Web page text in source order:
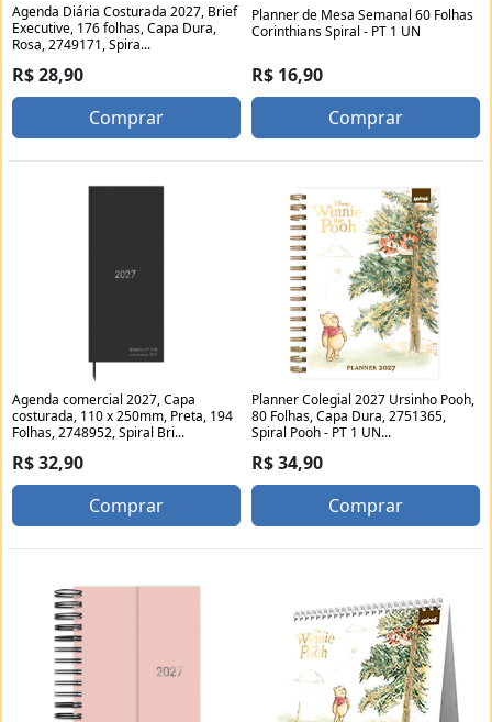
Agenda Diária Costurada 2027, Brief
Executive, 176 folhas, Capa Dura,
Rosa, 2749171, Spira...
R$ 28,90
Comprar
Planner de Mesa Semanal 60 Folhas
Corinthians Spiral - PT 1 UN
R$ 16,90
Comprar
Agenda comercial 2027, Capa
costurada, 110 x 250mm, Preta, 194
Folhas, 2748952, Spiral Bri...
R$ 32,90
Comprar
Planner Colegial 2027 Ursinho Pooh,
80 Folhas, Capa Dura, 2751365,
Spiral Pooh - PT 1 UN...
R$ 34,90
Comprar